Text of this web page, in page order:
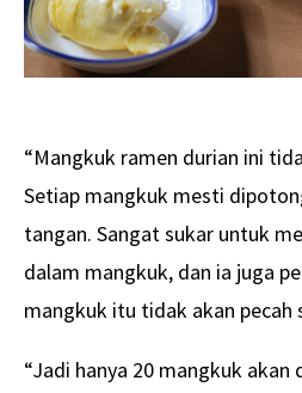
“Mangkuk ramen durian ini
Setiap mangkuk mesti
tangan. Sangat sukar untuk
dalam mangkuk, dan ia juga
mangkuk itu tidak akan pecah
“Jadi hanya 20 mangkuk akan